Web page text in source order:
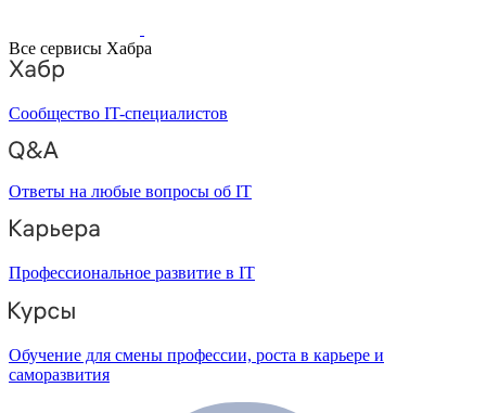
Все сервисы Хабра
Сообщество IT-специалистов
Ответы на любые вопросы об IT
Профессиональное развитие в IT
Обучение для смены профессии, роста в карьере и
саморазвития